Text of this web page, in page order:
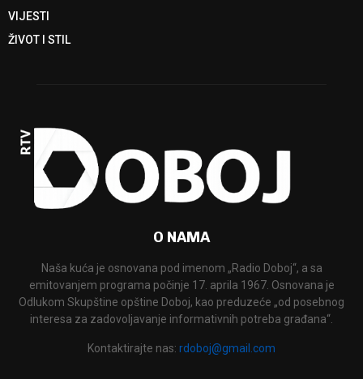
VIJESTI
ŽIVOT I STIL
O NAMA
Naša kuća je osnovana pod imenom „Radio Doboj“, a sa
emitovanjem programa počinje 17. aprila 1967. Osnovana je
Odlukom Skupštine opštine Doboj, kao preduzeće „od posebnog
interesa za zadovoljavanje informativnih potreba građana“.
Kontaktirajte nas: rdoboj@gmail.com